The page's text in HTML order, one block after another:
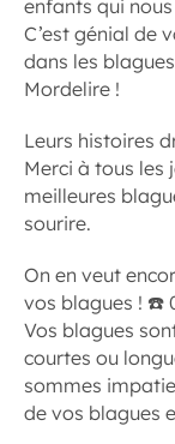
enfants qui
C’est génial de
dans les
Mordelire !
Leurs histoires
Merci à tous les
meilleures
sourire.
On en veut
vos blagues ! ☎️
Vos blagues
courtes ou
sommes
de vos blagues